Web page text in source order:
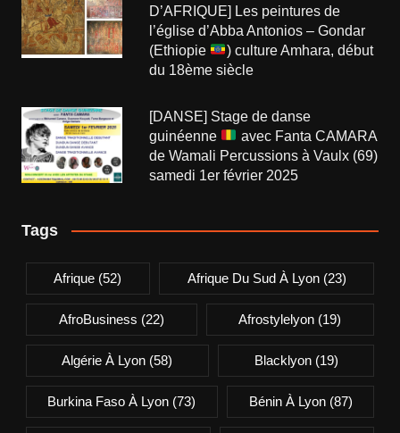
D’AFRIQUE] Les peintures de
l’église d’Abba Antonios – Gondar
(Ethiopie
) culture Amhara, début
du 18ème siècle
[DANSE] Stage de danse
guinéenne
avec Fanta CAMARA
de Wamali Percussions à Vaulx (69)
samedi 1er février 2025
Tags
Afrique (52) Afrique Du Sud À Lyon(23)
AfroBusiness (22) Afrostylelyon (19)
Algérie À Lyon (58) Blacklyon(19)
Burkina Faso À Lyon (73) Bénin À Lyon(87)